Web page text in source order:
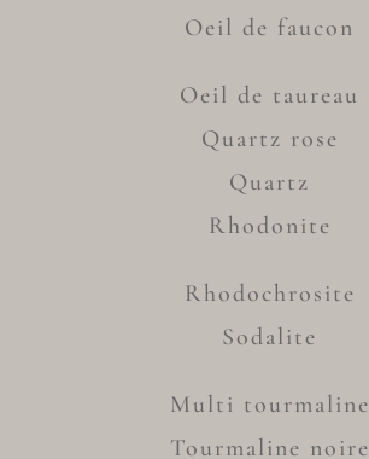
Oeil de faucon
Oeil de taureau
Quartz rose
Quartz
Rhodonite
Rhodochrosite
Sodalite
Multi tourmaline
Tourmaline noire